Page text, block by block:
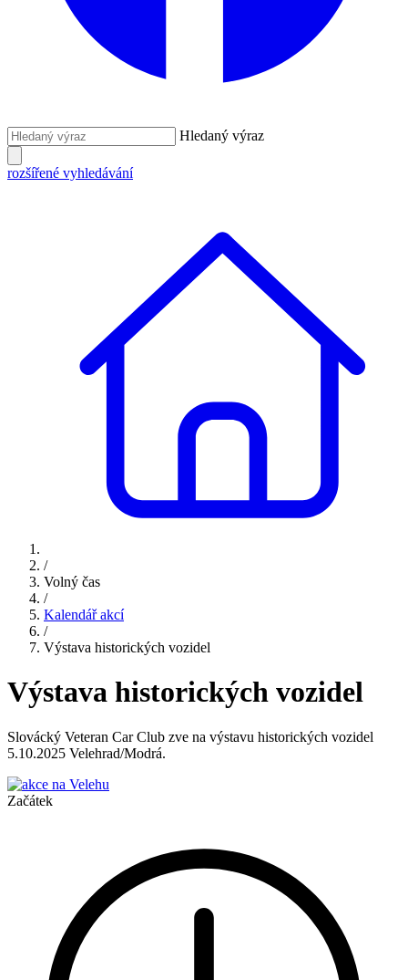
Hledaný výraz
rozšířené vyhledávání
/
Volný čas
/
Kalendář akcí
/
Výstava historických vozidel
Výstava historických vozidel
Slovácký Veteran Car Club zve na výstavu historických vozidel
5.10.2025 Velehrad/Modrá.
Začátek